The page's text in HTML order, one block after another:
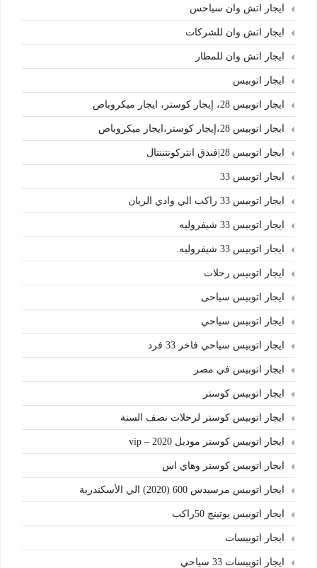
ايجار اتش وان سياحس
ايجار اتش وان للشركات
ايجار اتش وان للمطار
ايجار اتوبيس
ايجار اتوبيس 28، إيجار كوستر، ايجار ميكروباص
ايجار اتوبيس 28،إيجار كوستر،ايجار ميكروباص
ايجار اتوبيس 28|فندق انتركونتننتال
ايجار اتوبيس 33
ايجار اتوبيس 33 راكب الي وادي الريان
ايجار اتوبيس 33 شيفروليه
ايجار اتوبيس 33 شيفروليه.
ايجار اتوبيس رحلات
ايجار اتوبيس سياحى
ايجار اتوبيس سياحي
ايجار اتوبيس سياحي فاخر 33 فرد
ايجار اتوبيس في مصر
ايجار اتوبيس كوستر
ايجار اتوبيس كوستر لرحلات نصف السنة
ايجار اتوبيس كوستر موديل 2020 – vip
ايجار اتوبيس كوستر وهاي اس
ايجار اتوبيس مرسيدس 600 (2020) الي الأسكندرية
ايجار اتوبيس يوتينج 50راكب
ايجار اتوبيسات
ايجار اتوبيسات 33 سياحي